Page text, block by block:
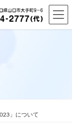
」について